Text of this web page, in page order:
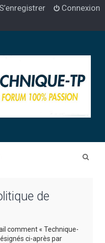
Connexion
S’enregistrer
de
comment « Technique-
ci-après par